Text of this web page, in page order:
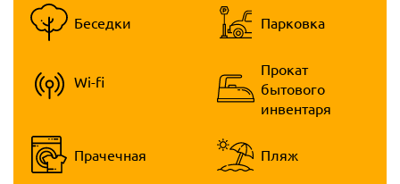
Беседки Парковка
Wi-fi
Прокат
бытового
инвентаря
Прачечная Пляж